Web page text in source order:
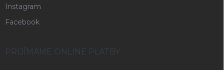
Instagram
Facebook
PRIJÍMAME ONLINE PLATBY